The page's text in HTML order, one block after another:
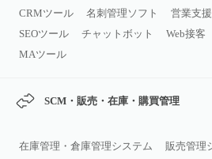
CRMツール 名刺管理ソフト
営業支援
SEOツール
チャットボット Web接客
MAツール
SCM・販売・在庫・購買管理
在庫管理・倉庫管理システム
販売管理